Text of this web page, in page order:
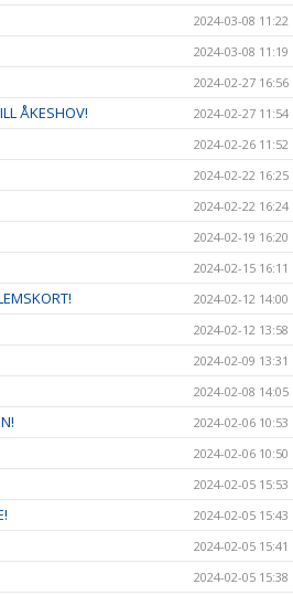
2024-03-08 11:22
2024-03-08 11:19
2024-02-27 16:56
ÅKESHOV! 2024-02-27 11:54
2024-02-26 11:52
2024-02-22 16:25
2024-02-22 16:24
2024-02-19 16:20
2024-02-15 16:11
2024-02-12 14:00
2024-02-12 13:58
2024-02-09 13:31
2024-02-08 14:05
2024-02-06 10:53
2024-02-06 10:50
2024-02-05 15:53
2024-02-05 15:43
2024-02-05 15:41
2024-02-05 15:38